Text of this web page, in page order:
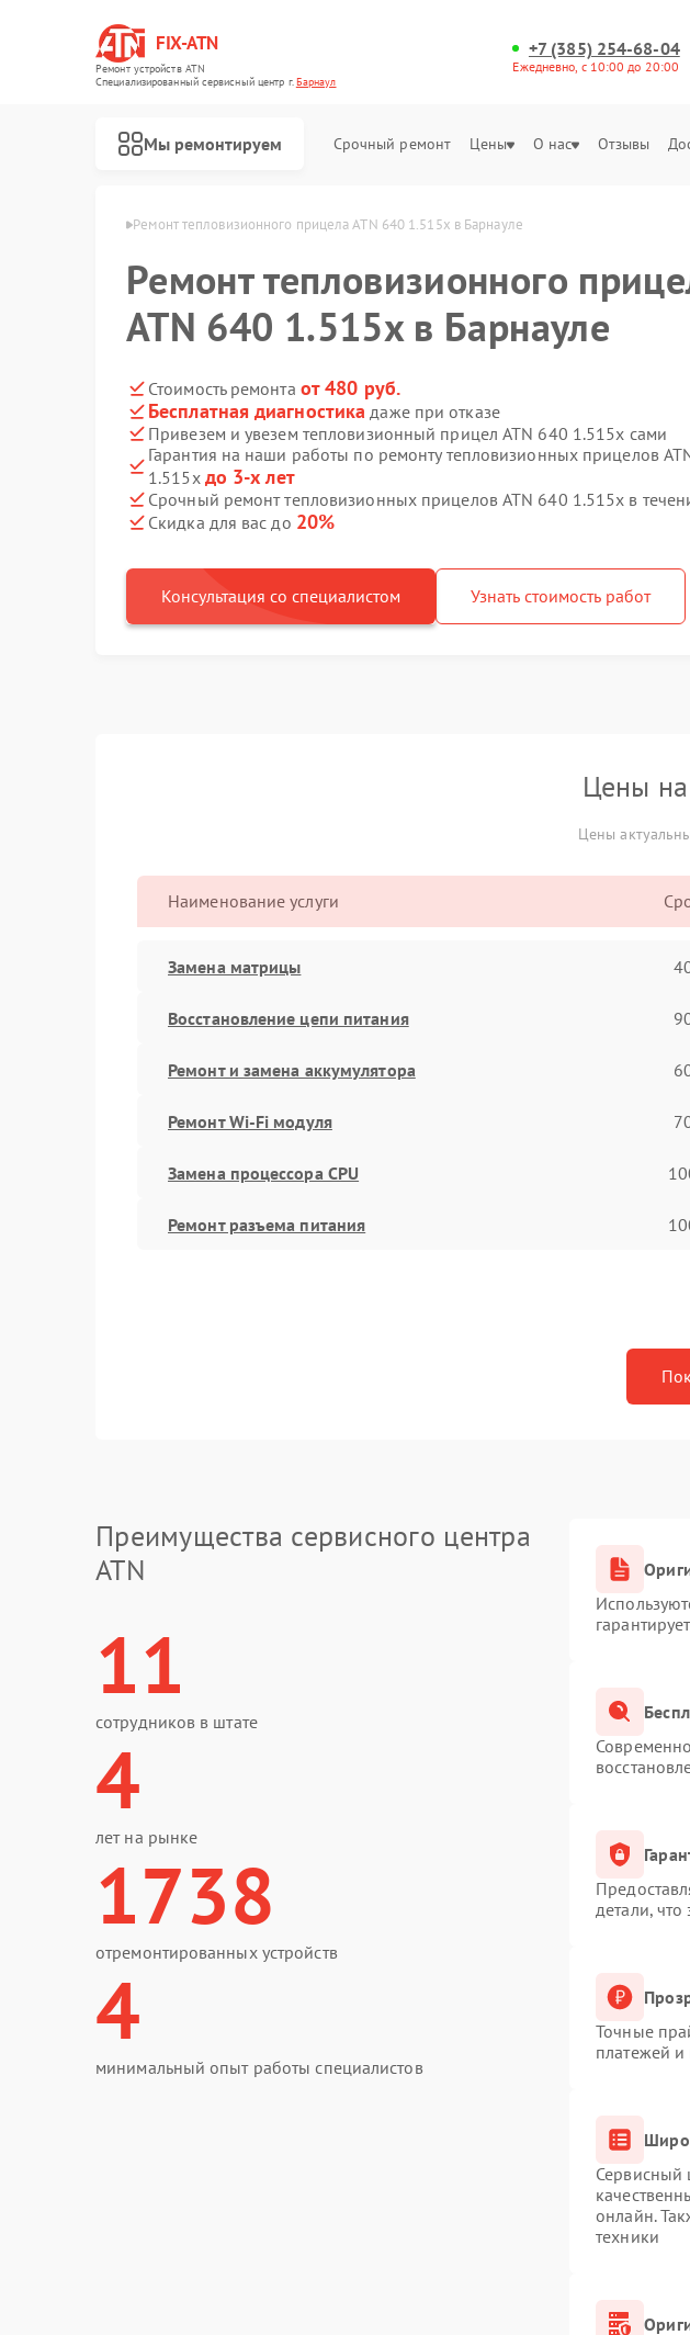
FIX-ATN
Ремонт устройств ATN
Специализированный cервисный центр г.Барнаул
+7 (385) 254-68-04
Ежедневно, с 10:00 до 20:00
Мы ремонтируем Срочный ремонт Цены О нас Отзывы
ATN в Барнауле Ремонт тепловизионного прицела ATN 640 1.515x в Барнауле
Ремонт тепловизионного
ATN 640 1.515x в Барнауле
Стоимость ремонта от 480 руб.
Бесплатная диагностика даже при отказе
Привезем и увезем тепловизионный прицел ATN 640 1.515x сами
Гарантия на наши работы по ремонту тепловизионных прицелов
1.515x до 3-х лет
Срочный ремонт тепловизионных прицелов ATN 640 1.515x в
Скидка для вас до 20%
Консультация со специалистом Узнать стоимость работ
Цены на
Цены
Наименование услуги
Замена матрицы
Восстановление цепи питания
Ремонт и замена аккумулятора
Ремонт Wi-Fi модуля
Замена процессора CPU
Ремонт разъема питания
Преимущества сервисного центра
ATN
11
сотрудников в штате
4
лет на рынке
1738
отремонтированных устройств
4
минимальный опыт работы специалистов
детали,
Точные
платежей и
Сервисный
онлайн.
техники